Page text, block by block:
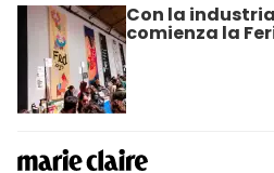
Con la
comienza la